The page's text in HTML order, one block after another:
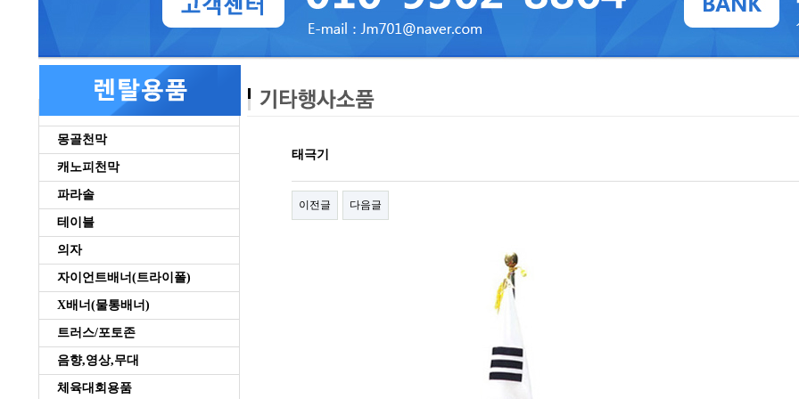
몽골천막
캐노피천막
파라솔
테이블
의자
자이언트배너(트라이폴)
X배너(물통배너)
트러스/포토존
음향,영상,무대
체육대회용품
태극기
이전글 다음글